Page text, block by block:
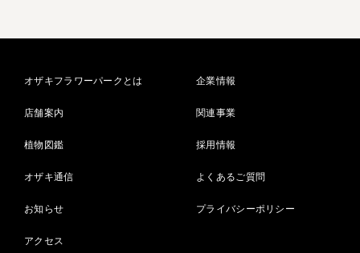
オザキフラワーパークとは
店舗案内
植物図鑑
オザキ通信
お知らせ
アクセス
企業情報
関連事業
採用情報
よくあるご質問
プライバシーポリシー